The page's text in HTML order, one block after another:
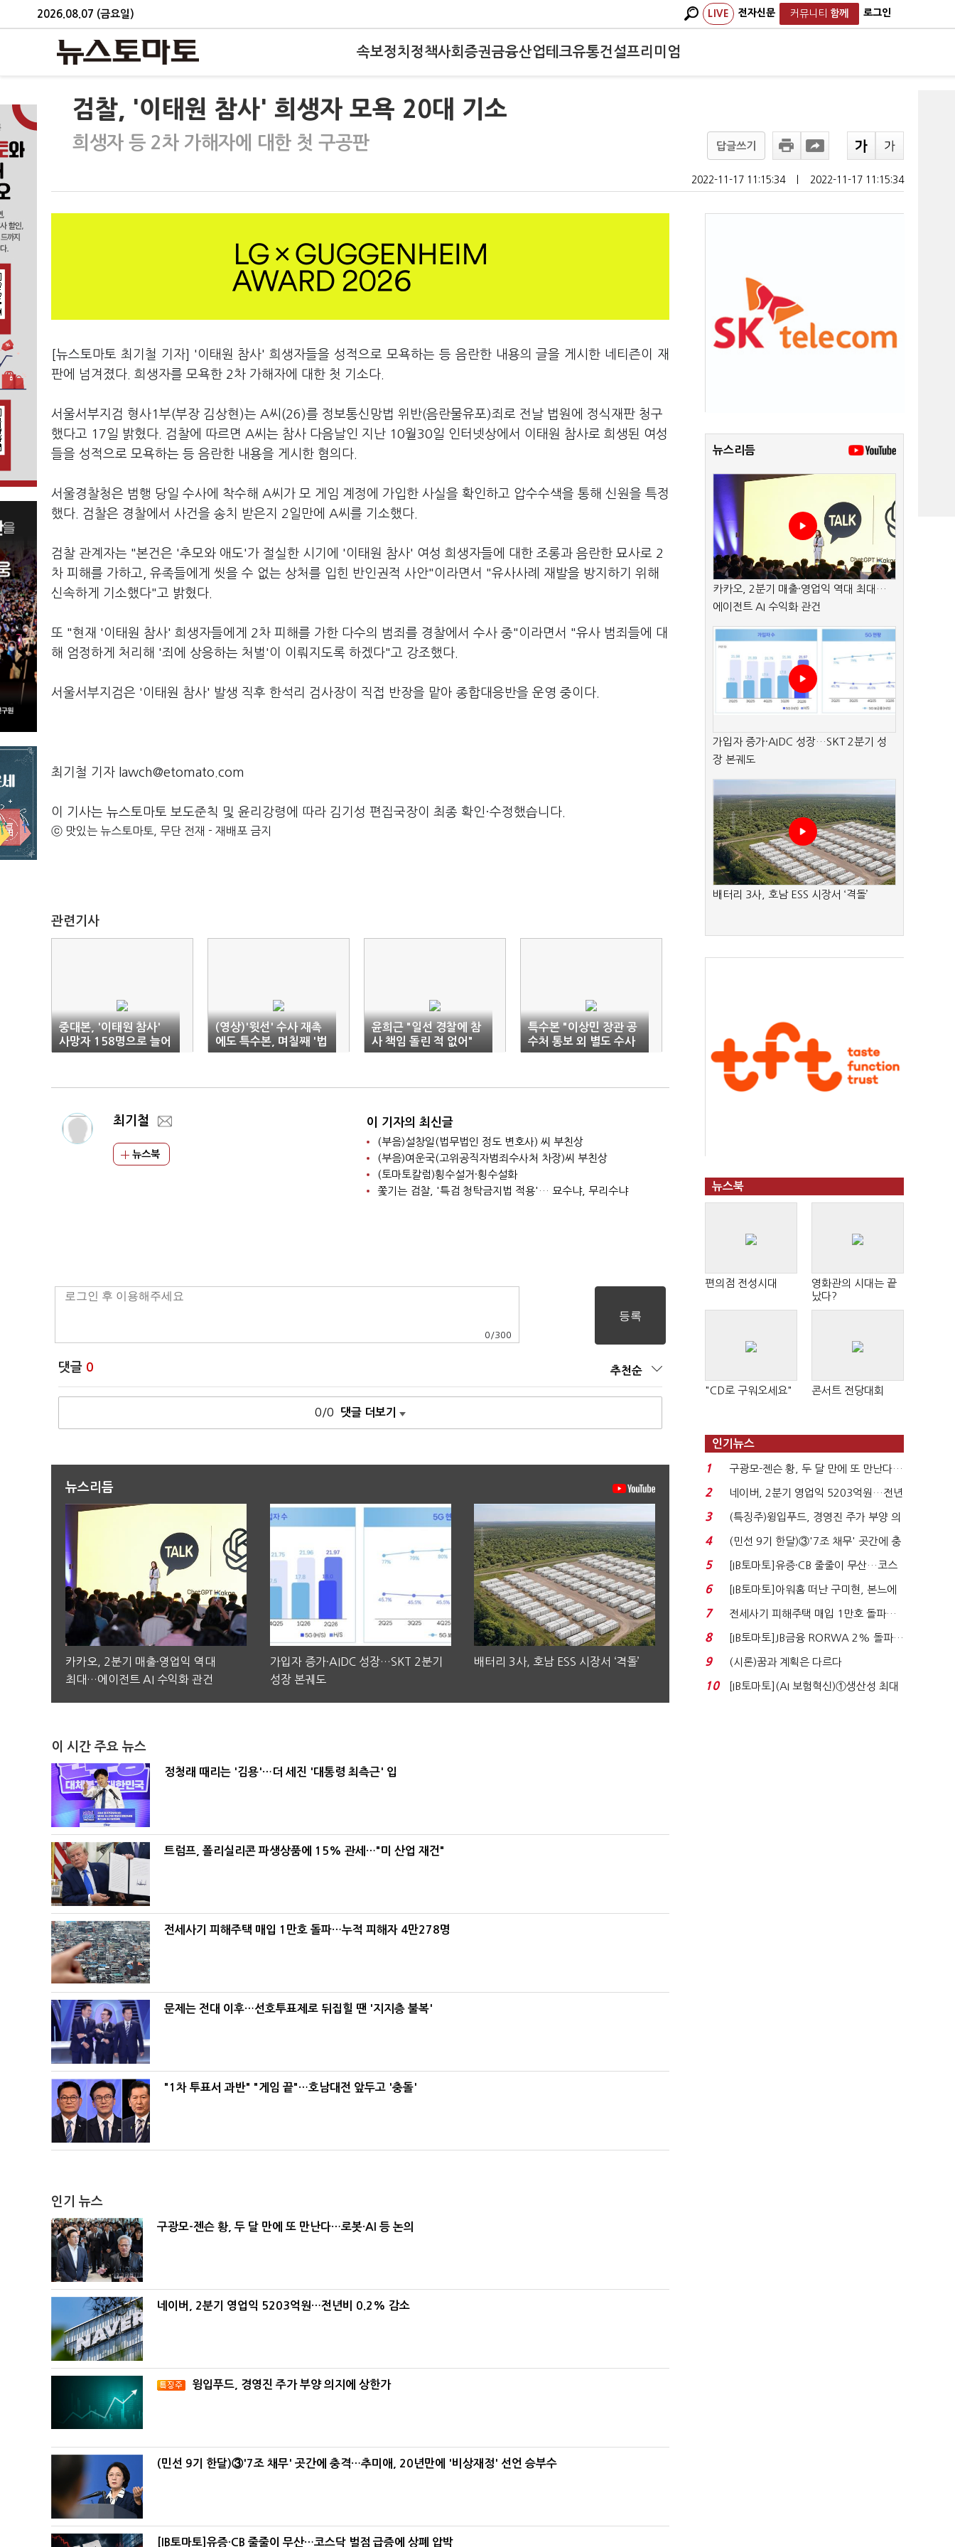
2026.08.07 (금요일) LIVE 전자신문 커뮤니티 함께 로그인
속보정치 정책사회 증권금융산업테크유통건설프리미엄
검찰, '이태원 참사' 희생자 모욕 20대 기소
희생자 등 2차 가해자에 대한 첫 구공판 답글쓰기
2022-11-17 11:15:34 2022-11-17 11:15:34
[뉴스토마토 최기철 기자] '이태원 참사' 희생자들을 성적으로 모욕하는 등 음란한 내용의 글을 게시한 네티즌이 재
판에 넘겨졌다. 희생자를 모욕한 2차 가해자에 대한 첫 기소다.
서울서부지검 형사1부(부장 김상현)는 A씨(26)를 정보통신망법 위반(음란물유포)죄로 전날 법원에 정식재판 청구
했다고 17일 밝혔다. 검찰에 따르면 A씨는 참사 다음날인 지난 10월30일 인터넷상에서 이태원 참사로 희생된 여성
들을 성적으로 모욕하는 등 음란한 내용을 게시한 혐의다.
서울경찰청은 범행 당일 수사에 착수해 A씨가 모 게임 계정에 가입한 사실을 확인하고 압수수색을 통해 신원을 특정
했다. 검찰은 경찰에서 사건을 송치 받은지 2일만에 A씨를 기소했다.
검찰 관계자는 "본건은 '추모와 애도'가 절실한 시기에 '이태원 참사' 여성 희생자들에 대한 조롱과 음란한 묘사로 2
차 피해를 가하고, 유족들에게 씻을 수 없는 상처를 입힌 반인권적 사안"이라면서 "유사사례 재발을 방지하기 위해
신속하게 기소했다"고 밝혔다.
또 "현재 '이태원 참사' 희생자들에게 2차 피해를 가한 다수의 범죄를 경찰에서 수사 중"이라면서 "유사 범죄들에 대
해 엄정하게 처리해 '죄에 상응하는 처벌'이 이뤄지도록 하겠다"고 강조했다.
서울서부지검은 '이태원 참사' 발생 직후 한석리 검사장이 직접 반장을 맡아 종합대응반을 운영 중이다.
최기철 기자 lawch@etomato.com
이 기사는 뉴스토마토 보도준칙 및 윤리강령에 따라 김기성 편집국장이 최종 확인·수정했습니다.
ⓒ 맛있는 뉴스토마토, 무단 전재 - 재배포 금지
관련기사
중대본, '이태원 참사'
사망자 158명으로 늘어
(영상)'윗선' 수사 재촉
에도 특수본, 며칠째 '법
리검토'만 반복
윤희근 "일선 경찰에 참
사 책임 돌린 적 없어"
특수본 "이상민 장관 공
수처 통보 외 별도 수사
진행"
최기철
뉴스북
이 기자의 최신글
(부음)설창일(법무법인 정도 변호사) 씨 부친상
(부음)여운국(고위공직자범죄수사처 차장)씨 부친상
(토마토칼럼)횡수설거·횡수설화
쫓기는 검찰, '특검 청탁금지법 적용'… 묘수냐, 무리수냐
0 /300
댓글 0 추천순
0/0 댓글 더보기
뉴스리듬
카카오, 2분기 매출·영업익 역대
최대…에이전트 AI 수익화 관건
가입자 증가·AIDC 성장…SKT 2분기
성장 본궤도
배터리 3사, 호남 ESS 시장서 ‘격돌’
이 시간 주요 뉴스
정청래 때리는 '김용'…더 세진 '대통령 최측근' 입
트럼프, 폴리실리콘 파생상품에 15% 관세…"미 산업 재건"
전세사기 피해주택 매입 1만호 돌파…누적 피해자 4만278명
문제는 전대 이후…선호투표제로 뒤집힐 땐 '지지층 불복'
"1차 투표서 과반" "게임 끝"…호남대전 앞두고 '충돌'
인기 뉴스
구광모-젠슨 황, 두 달 만에 또 만난다…로봇·AI 등 논의
네이버, 2분기 영업익 5203억원…전년비 0.2% 감소
윙입푸드, 경영진 주가 부양 의지에 상한가
(민선 9기 한달)③'7조 채무' 곳간에 충격…추미애, 20년만에 '비상재정' 선언 승부수
[IB토마토]유증·CB 줄줄이 무산…코스닥 벌점 급증에 상폐 압박
뉴스리듬
카카오, 2분기 매출·영업익 역대 최대…
에이전트 AI 수익화 관건
가입자 증가·AIDC 성장…SKT 2분기 성
장 본궤도
배터리 3사, 호남 ESS 시장서 ‘격돌’
뉴스북
편의점 전성시대
영화관의 시대는 끝
났다?
"CD로 구워오세요" 콘서트 전당대회
인기뉴스
1
구광모-젠슨 황, 두 달 만에 또 만난다…
로봇·AI 등 논...
2
네이버, 2분기 영업익 5203억원…전년
비 0.2% 감소...
3
(특징주)윙입푸드, 경영진 주가 부양 의
지에 상한가...
4
(민선 9기 한달)③'7조 채무' 곳간에 충
격…추미애, 20년...
5
[IB토마토]유증·CB 줄줄이 무산…코스
닥 벌점 급증에 ...
6
[IB토마토]아워홈 떠난 구미현, 본느에
340억 베팅…가...
7
전세사기 피해주택 매입 1만호 돌파…
누적 피해자 4만2...
8
[IB토마토]JB금융 RORWA 2% 돌파…
실적 견인은 은행 ...
9 (시론)꿈과 계획은 다르다
10
[IB토마토](AI 보험혁신)①생산성 최대